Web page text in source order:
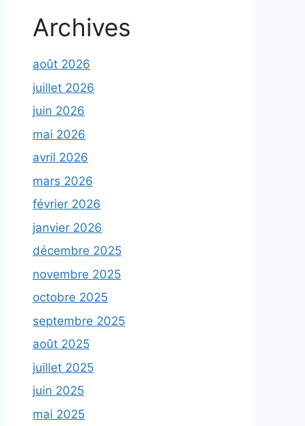
Archives
août 2026
juillet 2026
juin 2026
mai 2026
avril 2026
mars 2026
février 2026
janvier 2026
décembre 2025
novembre 2025
octobre 2025
septembre 2025
août 2025
juillet 2025
juin 2025
mai 2025